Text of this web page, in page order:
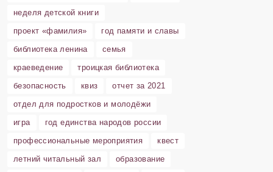
неделя детской книги
проект «фамилия»
год памяти и славы
библиотека ленина
семья
краеведение
троицкая библиотека
безопасность
квиз
отчет за 2021
отдел для подростков и молодёжи
игра
год единства народов россии
профессиональные мероприятия
квест
летний читальный зал
образование